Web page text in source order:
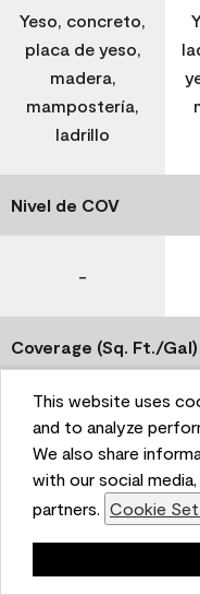
This website uses
and to analyze
We also share
with our social
partners. Cookie
Yeso, concreto,
placa de yeso,
madera,
mampostería,
ladrillo
Nivel de COV
-
Coverage (Sq. Ft./Gal)
350-400
Tiempo de secado